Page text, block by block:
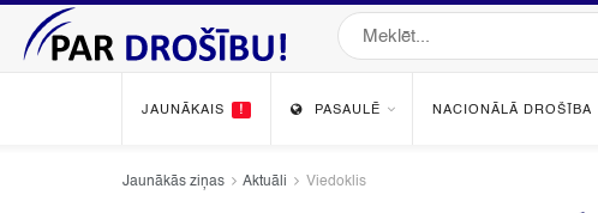
JAUNĀKAIS ! PASAULĒ NACIONĀLĀ DROŠĪBA
Jaunākās ziņas Aktuāli Viedoklis